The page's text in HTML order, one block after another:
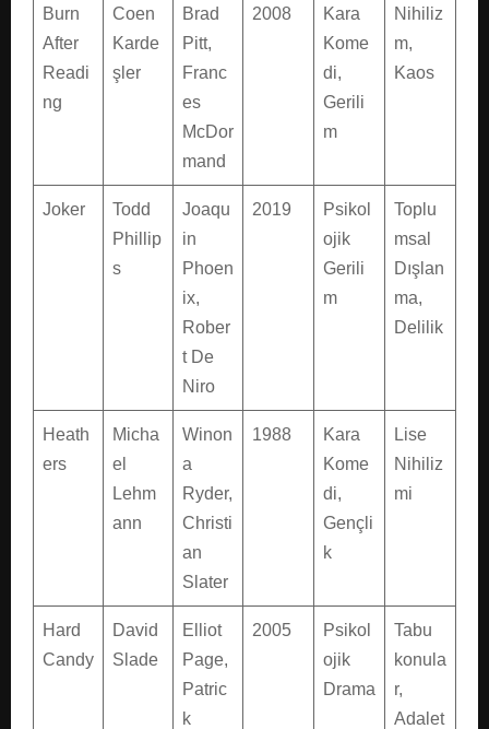
Burn
After
Readi
ng
Coen
Karde
şler
Brad
Pitt,
Franc
es
McDor
mand
2008
Kara
Kome
di,
Gerili
m
Nihiliz
m,
Kaos
Joker
Todd
Phillip
s
Joaqu
in
Phoen
ix,
Rober
t De
Niro
2019
Psikol
ojik
Gerili
m
Toplu
msal
Dışlan
ma,
Delilik
Heath
ers
Micha
el
Lehm
ann
Winon
a
Ryder,
Christi
an
Slater
1988
Kara
Kome
di,
Gençli
k
Lise
Nihiliz
mi
Hard
Candy
David
Slade
Elliot
Page,
Patric
k
2005
Psikol
ojik
Drama
Tabu
konula
r,
Adalet